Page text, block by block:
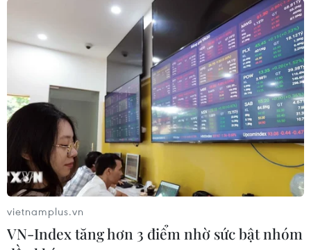
Theo dõi VietnamPlus
TIN LIÊN QUAN
vietnamplus.vn
VN-Index tăng hơn 3 điểm nhờ sức bật nhóm